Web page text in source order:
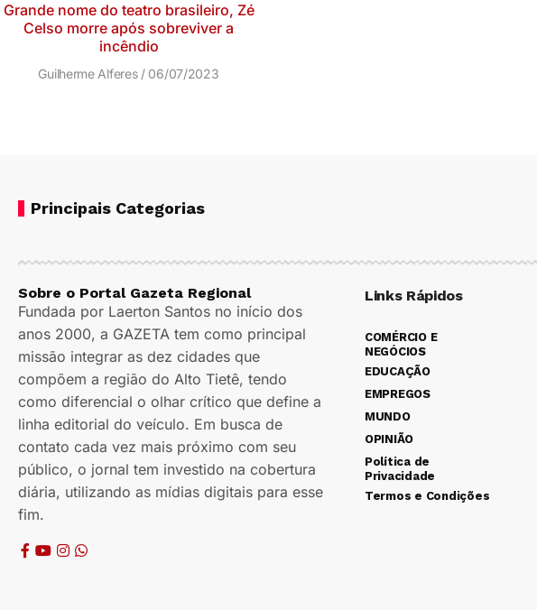
Grande nome do teatro brasileiro, Zé
Celso morre após sobreviver a
incêndio
Guilherme Alferes 06/07/2023
Principais Categorias
Sobre o Portal Gazeta Regional
Fundada por Laerton Santos no início dos
anos 2000, a GAZETA tem como principal
missão integrar as dez cidades que
compõem a região do Alto Tietê, tendo
como diferencial o olhar crítico que define a
linha editorial do veículo. Em busca de
contato cada vez mais próximo com seu
público, o jornal tem investido na cobertura
diária, utilizando as mídias digitais para esse
fim.
Links Rápidos
COMÉRCIO E
NEGÓCIOS
EDUCAÇÃO
EMPREGOS
MUNDO
OPINIÃO
Política de
Privacidade
Termos e Condições